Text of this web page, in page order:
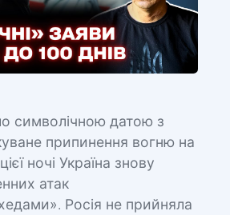
символічною датою з
припинення вогню на
ночі Україна знову
атак
Росія не прийняла